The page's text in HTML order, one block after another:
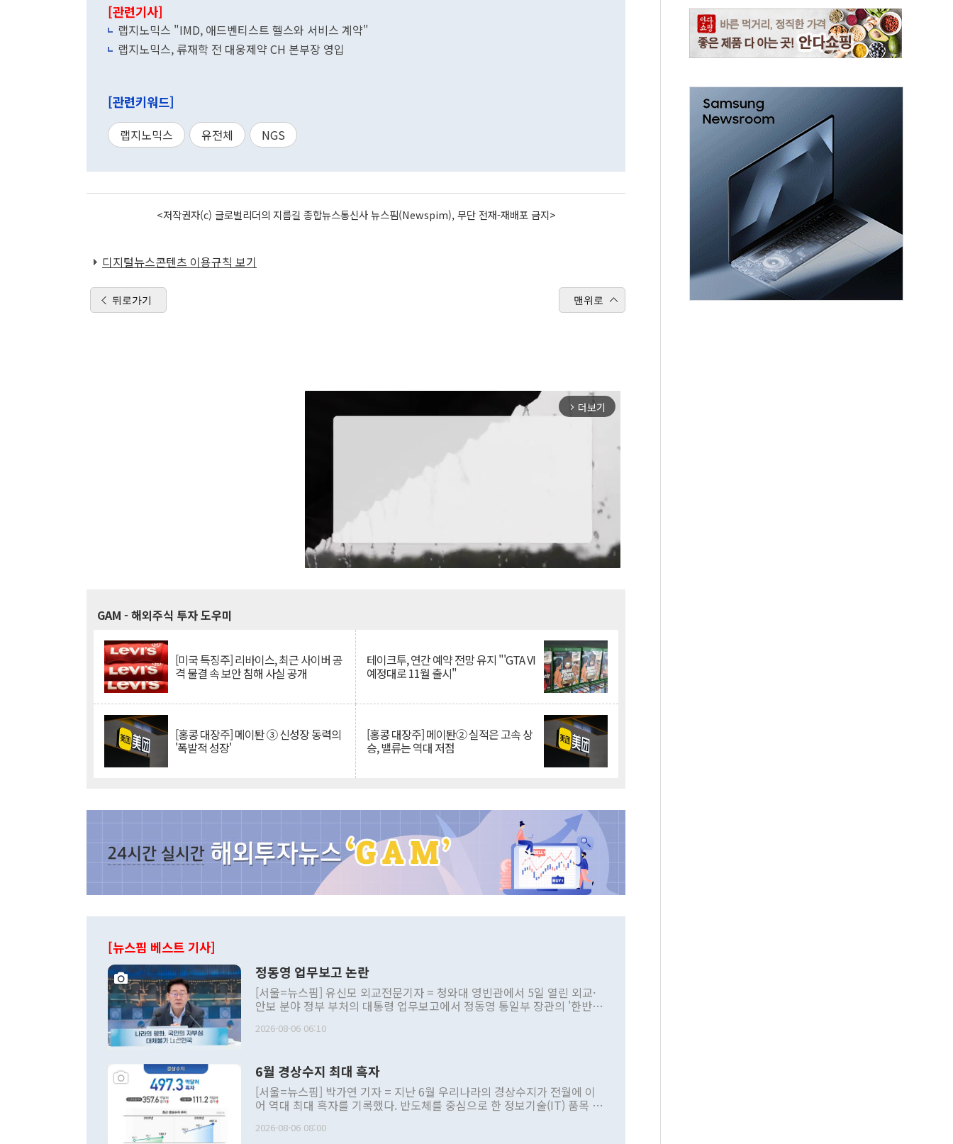
[관련기사]
랩지노믹스 "IMD, 애드벤티스트 헬스와 서비스 계약"
랩지노믹스, 류재학 전 대웅제약 CH 본부장 영입
[관련키워드]
랩지노믹스 유전체 NGS
<저작권자(c) 글로벌리더의 지름길 종합뉴스통신사 뉴스핌(Newspim), 무단 전재-재배포 금지>
디지털뉴스콘텐츠 이용규칙 보기
뒤로가기 맨위로
arrow_forward_ios 더보기
GAM - 해외주식 투자 도우미
[미국 특징주] 리바이스, 최근 사이버 공
격 물결 속 보안 침해 사실 공개
테이크투, 연간 예약 전망 유지 "'GTA VI
예정대로 11월 출시"
[홍콩 대장주] 메이퇀 ③ 신성장 동력의
'폭발적 성장'
[홍콩 대장주] 메이퇀② 실적은 고속 상
승, 밸류는 역대 저점
[뉴스핌 베스트 기사]
정동영 업무보고 논란
[서울=뉴스핌] 유신모 외교전문기자 = 청와대 영빈관에서 5일 열린 외교·
안보 분야 정부 부처의 대통령 업무보고에서 정동영 통일부 장관의 '한반도
발언 중에는 정부 내 조율을 거치지 않은 사안을 정책으로 추진하겠다고 공
주의적 희망에 근거한 비현실적 구상'이라는 비판을 내놨다. 그동안 정 장
관의 대북 정책 관련 발언이 물의를 빚은 적은 여러 번 있지만 대통령과 유
관 부처 장관이 공개적으로 부정적 입장을 표명한 것은 이례적이다. 정 장
관의 무리한 대북 접근법과 월권을 제어해야 한다는 목소리도 높아지고 있
다. [정동영 통일부 장관이 지난달 23일 오후 서울 종로구 정부서울청사에
2026-08-06 06:10
6월 경상수지 최대 흑자
[서울=뉴스핌] 박가연 기자 = 지난 6월 우리나라의 경상수지가 전월에 이
어 역대 최대 흑자를 기록했다. 반도체를 중심으로 한 정보기술(IT) 품목 수
료=한국은행] 한국은행이 6일 발표한 '2026년 6월 국제수지(잠정)'에 따르
2026-08-06 08:00